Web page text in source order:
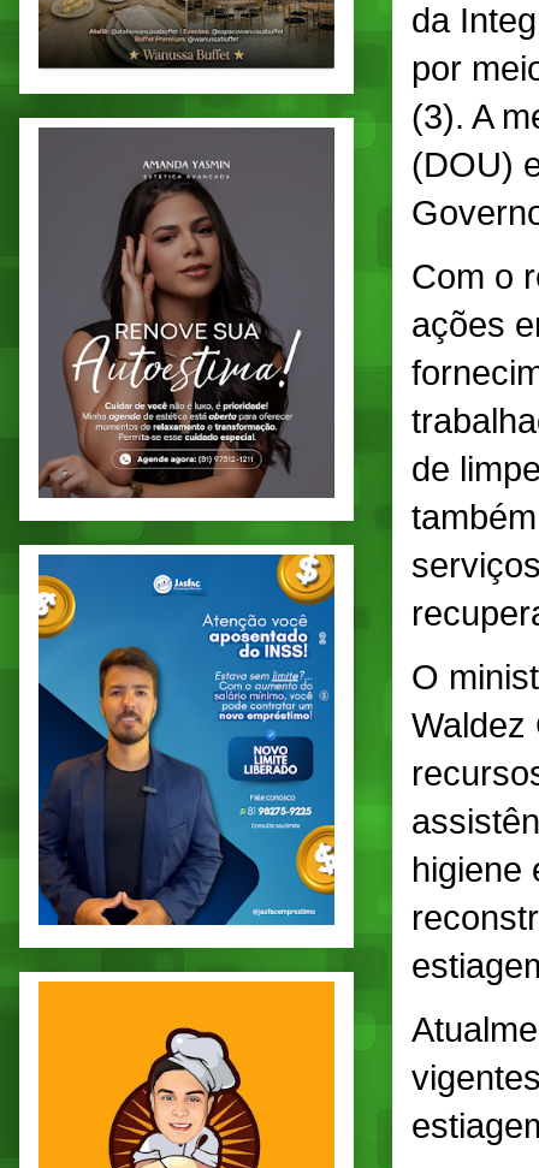
da
por
(3). A
(DOU)
Com o
ações
de
O
Waldez
higiene